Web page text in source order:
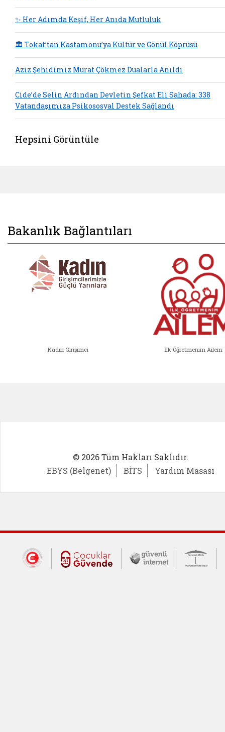
✨ Her Adımda Keşif, Her Anıda Mutluluk
🏛️ Tokat’tan Kastamonu’ya Kültür ve Gönül Köprüsü
Aziz Şehidimiz Murat Çökmez Dualarla Anıldı
Cide’de Selin Ardından Devletin Şefkat Eli Sahada: 338
Vatandaşımıza Psikososyal Destek Sağlandı
Hepsini Görüntüle
Bakanlık Bağlantıları
Kadın Girişimci İlk Öğretmenim Ailem
© 2026 Tüm Hakları Saklıdır.
EBYS (Belgenet)
BİTS Yardım Masası
Dış Bağlantılar
Cumhurbaşkanlığı İletişim Merkezi
Çocuklar Güvende (yeni
Güvenli